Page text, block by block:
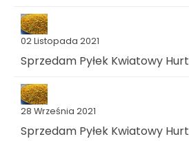
02 Listopada 2021
Sprzedam Pyłek Kwiatowy Hurt
28 Września 2021
Sprzedam Pyłek Kwiatowy Hurt